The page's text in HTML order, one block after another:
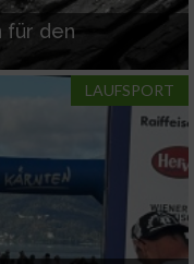
für den
LAUFSPORT